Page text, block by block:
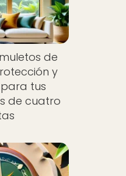
de
y
tus
de cuatro